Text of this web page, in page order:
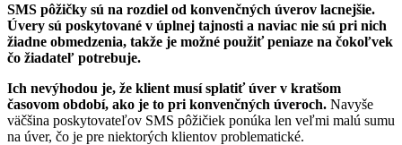
SMS pôžičky sú na rozdiel od konvenčných úverov lacnejšie.
Úvery sú poskytované v úplnej tajnosti a naviac nie sú pri nich
žiadne obmedzenia, takže je možné použiť peniaze na čokoľvek
čo žiadateľ potrebuje.
Ich nevýhodou je, že klient musí splatiť úver v kratšom
časovom období, ako je to pri konvenčných úveroch. Navyše
väčšina poskytovateľov SMS pôžičiek ponúka len veľmi malú sumu
na úver, čo je pre niektorých klientov problematické.